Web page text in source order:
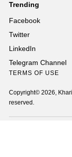
Trending
Facebook
Twitter
LinkedIn
Telegram Channel
TERMS OF USE
Copyright© 2026,
reserved.